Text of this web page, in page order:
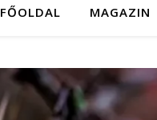
FŐOLDAL MAGAZIN